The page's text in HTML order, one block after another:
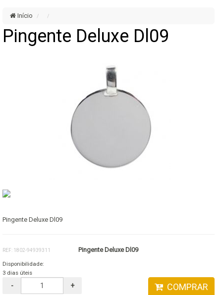
Início
Pingente Deluxe Dl09
Pingente Deluxe Dl09
REF: 1802-94939311 Pingente Deluxe Dl09
Disponibilidade:
3 dias úteis
- + COMPRAR